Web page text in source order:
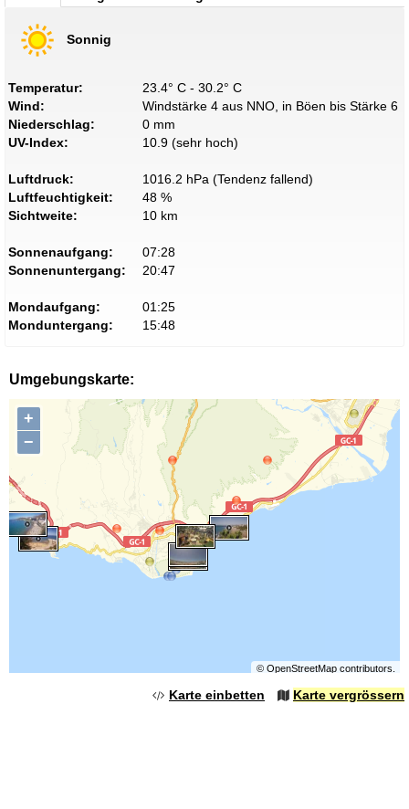
Sonnig
Temperatur:
23.4° C - 30.2° C
Wind:
Windstärke 4 aus NNO, in Böen bis Stärke 6
Niederschlag:
0 mm
UV-Index:
10.9 (sehr hoch)
Luftdruck:
1016.2 hPa (Tendenz fallend)
Luftfeuchtigkeit:
48 %
Sichtweite:
10 km
Sonnenaufgang:
07:28
Sonnenuntergang:
20:47
Mondaufgang:
01:25
Monduntergang:
15:48
Umgebungskarte:
+
−
© OpenStreetMapcontributors.
Karte einbetten Karte vergrössern